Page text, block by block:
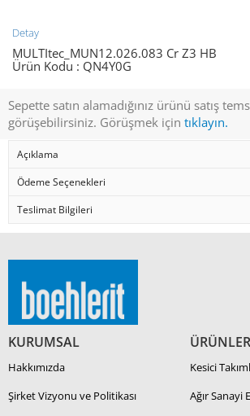
Detay
MULTItec_MUN12.026.083 Cr Z3 HB
Ürün Kodu : QN4Y0G
Sepette satın alamadığınız ürünü satış
görüşebilirsiniz. Görüşmek için tıklayın.
Açıklama
Ödeme Seçenekleri
Teslimat Bilgileri
KURUMSAL
Hakkımızda
Şirket Vizyonu ve Politikası
ÜRÜNLER
Kesici
Ağır Sanayi